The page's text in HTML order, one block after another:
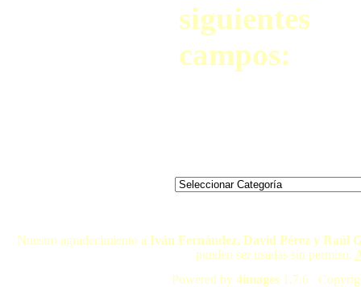
siguientes
campos:
Nuestro agradecimiento a Iván Fernández, David Pérez y Raúl
pueden ser usadas sin permiso.
Powered by 4images 1.7.6